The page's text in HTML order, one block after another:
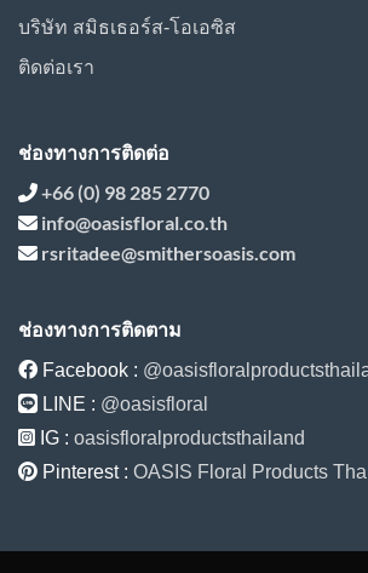
บริษัท สมิธเธอร์ส-โอเอซิส
ติดต่อเรา
ช่องทางการติดต่อ
+66 (0) 98 285 2770
info@oasisfloral.co.th
rsritadee@smithersoasis.com
ช่องทางการติดตาม
Facebook :
LINE : @oasisfloral
IG : oasisfloralproductsthailand
Pinterest : OASIS Floral Products